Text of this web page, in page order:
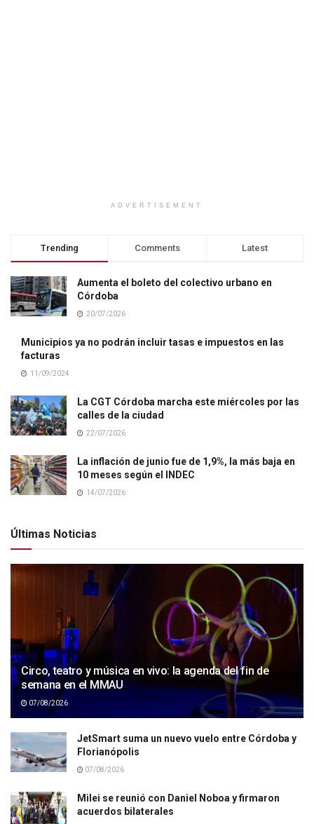
ADVERTISEMENT
Trending Comments Latest
Aumenta el boleto del colectivo urbano en
Córdoba
20/07/2026
Municipios ya no podrán incluir tasas e impuestos en las
facturas
11/09/2024
La CGT Córdoba marcha este miércoles por las
calles de la ciudad
22/07/2026
La inflación de junio fue de 1,9%, la más baja en
10 meses según el INDEC
14/07/2026
Últimas Noticias
Circo, teatro y música en vivo: la agenda del fin de
semana en el MMAU
07/08/2026
JetSmart suma un nuevo vuelo entre Córdoba y
Florianópolis
07/08/2026
Milei se reunió con Daniel Noboa y firmaron
acuerdos bilaterales